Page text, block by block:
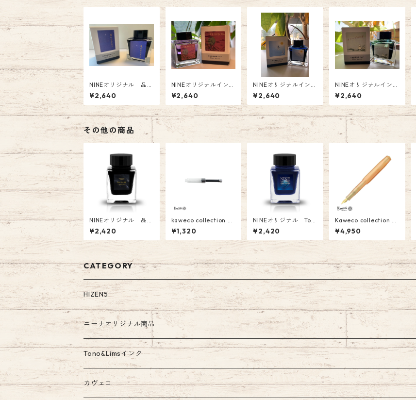
NINEオリジナル 品
番:NI-033 NINEオリ
ジナルインク「 ～星に
なれたら～」オリジナ
ル Fountain Pen Ink
¥2,640
NINEオリジナルイン
ク 品番:NI-035 今
宵、月が見えずとも F
ountain Pen Ink 26
40円（税込）
¥2,640
NINEオリジナルイン
ク 品番:NI-039 青
と夏 Fountain Pen In
k
¥2,640
NINEオリジナルイン
ク 品番:NI-037 オ
リーブの午后 Fountai
n Pen Ink
¥2,640
その他の商品
NINEオリジナル 品
番:NI-023 Tono&Lims
コラボインク「 HANA
BI」 オリジナル Glass
¥2,420
kaweco collection ミ
ニコンバーター KAW
ECO-CVT-MIN2 ￥11
00(税込）
¥1,320
NINEオリジナル Ton
o&Lims コラボインク
「Space Truckin’ 〜Ul
tramarine 〜」 品番:
NI-003 オリジナル F
¥2,420
Kaweco collection
Apricot Pearl(アプリ
コットパール) 万年筆
(F)￥4950(税込）
¥4,950
CATEGORY
HIZEN5
ニーナオリジナル商品
ガラスペン
Tono&Limsコラボインク
Tono&Limsインク
カヴェコ